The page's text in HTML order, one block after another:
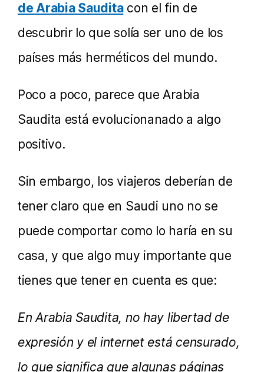
de Arabia Sauditacon el fin de
descubrir lo que solía ser uno de los
países más herméticos del mundo.
Poco a poco, parece que Arabia
Saudita está evolucionanado a algo
positivo.
Sin embargo, los viajeros deberían de
tener claro que en Saudi uno no se
puede comportar como lo haría en su
casa, y que algo muy importante que
tienes que tener en cuenta es que:
En Arabia Saudita, no hay libertad de
expresión y el internet está censurado,
lo que significa que algunas páginas